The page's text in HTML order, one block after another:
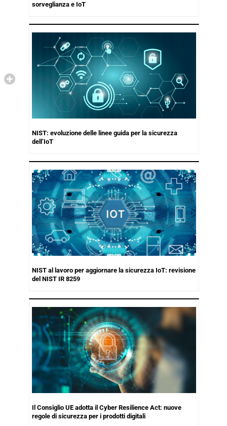
sorveglianza e IoT
NIST: evoluzione delle linee guida per la sicurezza
dell’IoT
NIST al lavoro per aggiornare la sicurezza IoT: revisione
del NIST IR 8259
Il Consiglio UE adotta il Cyber Resilience Act: nuove
regole di sicurezza per i prodotti digitali